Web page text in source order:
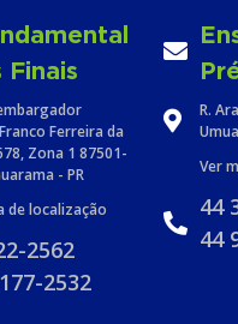
Finais
Ferreira da
Zona 1 87501-
- PR
de localização
2562
2532
R.
Ver
44
44